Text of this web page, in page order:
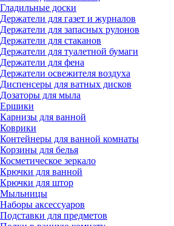
Гладильные доски
Держатели для газет и журналов
Держатели для запасных рулонов
Держатели для стаканов
Держатели для туалетной бумаги
Держатели для фена
Держатели освежителя воздуха
Диспенсеры для ватных дисков
Дозаторы для мыла
Ершики
Карнизы для ванной
Коврики
Контейнеры для ванной комнаты
Корзины для белья
Косметическое зеркало
Крючки для ванной
Крючки для штор
Мыльницы
Наборы аксессуаров
Подставки для предметов